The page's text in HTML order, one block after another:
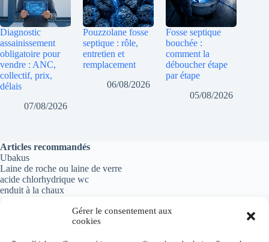
Gérer le consentement aux
cookies
Diagnostic
assainissement
obligatoire pour
vendre : ANC,
collectif, prix,
délais
07/08/2026
Pouzzolane fosse
septique : rôle,
entretien et
remplacement
06/08/2026
Fosse septique
bouchée :
comment la
déboucher étape
par étape
05/08/2026
Articles recommandés
Ubakus
Laine de roche ou laine de verre
acide chlorhydrique wc
enduit à la chaux